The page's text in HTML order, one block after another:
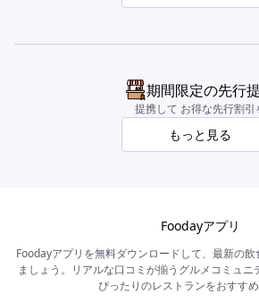
期間限定の先行
提携して お得な先行割引
もっと見る
Foodayアプリ
Foodayアプリを無料ダウンロードして、最新の
ましょう。リアルな口コミが揃うグルメコミュ
ぴったりのレストランをおすすめ